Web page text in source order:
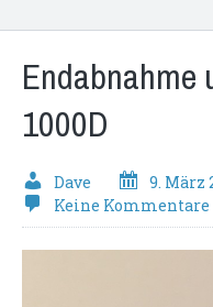
Endabnahme
1000D
Dave
9. März
Keine Kommentare